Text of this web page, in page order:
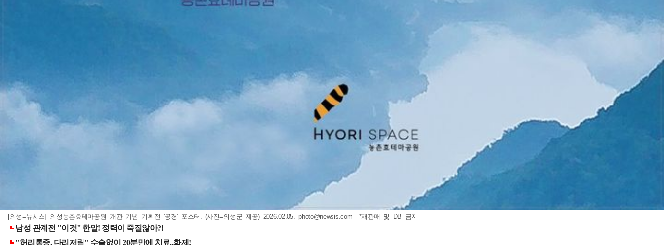
[의성=뉴시스] 의성농촌효테마공원 개관 기념 기획전 '공경' 포스터. (사진=의성군 제공) 2026.02.05.photo@newsis.com *재판매 및 DB 금지